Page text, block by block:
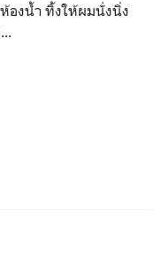
องน้ำ ทิ้งให้ผมนั่งนิ่ง